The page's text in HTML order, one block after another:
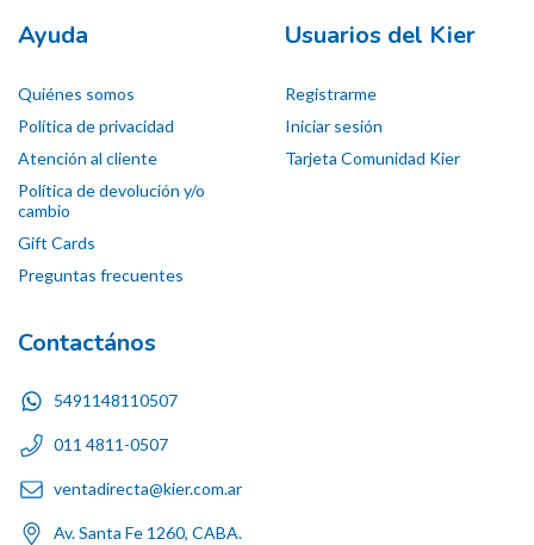
Ayuda
Quiénes somos
Política de privacidad
Atención al cliente
Política de devolución y/o
cambio
Gift Cards
Preguntas frecuentes
Usuarios del Kier
Registrarme
Iniciar sesión
Tarjeta Comunidad Kier
Contactános
5491148110507
011 4811-0507
ventadirecta@kier.com.ar
Av. Santa Fe 1260, CABA.